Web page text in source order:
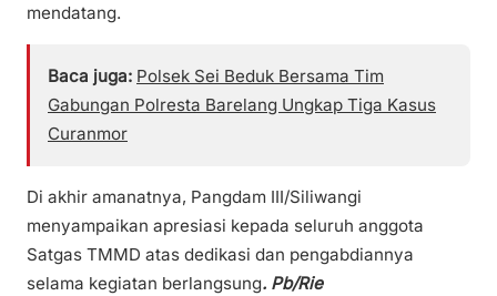
mendatang.
Baca juga: Polsek Sei Beduk Bersama Tim
Gabungan Polresta Barelang Ungkap Tiga Kasus
Curanmor
Di akhir amanatnya, Pangdam III/Siliwangi
menyampaikan apresiasi kepada seluruh anggota
Satgas TMMD atas dedikasi dan pengabdiannya
selama kegiatan berlangsung. Pb/Rie